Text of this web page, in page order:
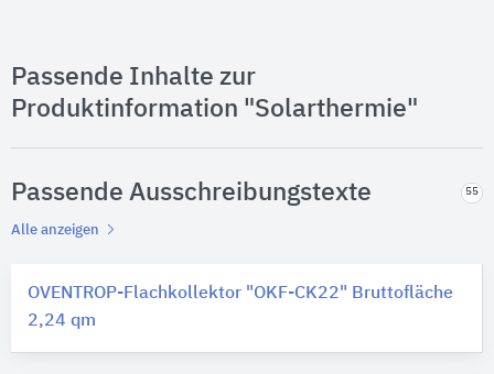
Passende Inhalte zur
Produktinformation "Solarthermie"
Passende Ausschreibungstexte 55
Alle anzeigen
OVENTROP-Flachkollektor "OKF-CK22" Bruttofläche
2,24 qm